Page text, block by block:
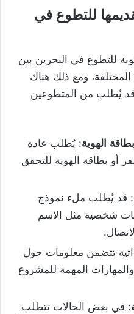
للتطوع في
للتطوع في البحرين بين
ومع ذلك هناك
قد يُطلب من المتطوعين
بطاقة الهوية: يُطلب عادة
أو بطاقة الهوية للتحقق
: قد يُطلب ملء نموذج
شخصية مثل الاسم
تتضمن معلومات حول
والمهارات المهمة للمشروع
: في بعض الحالات تتطلب